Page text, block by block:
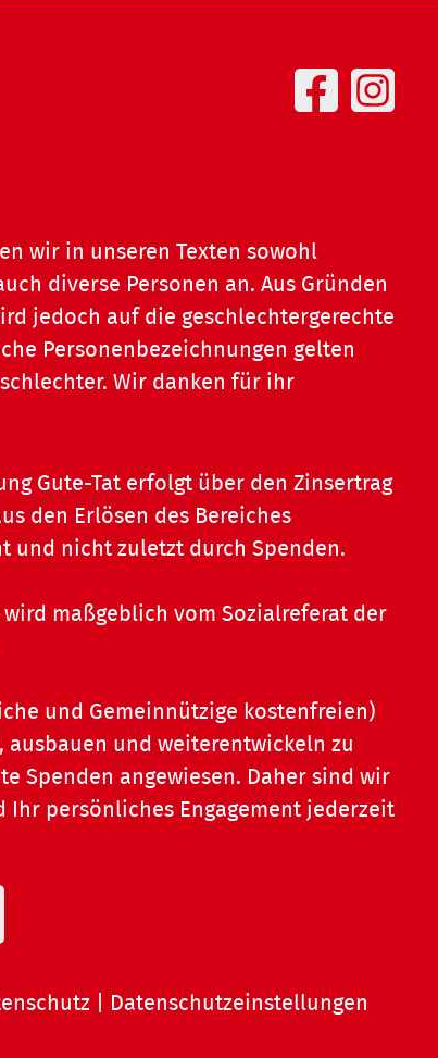
wir in unseren Texten sowohl
diverse Personen an. Aus Gründen
jedoch auf die geschlechtergerechte
Personenbezeichnungen gelten
Wir danken für ihr
Gute-Tat erfolgt über den Zinsertrag
den Erlösen des Bereiches
und nicht zuletzt durch Spenden.
maßgeblich vom Sozialreferat der
und Gemeinnützige kostenfreien)
und weiterentwickeln zu
Spenden angewiesen. Daher sind wir
Ihr persönliches Engagement jederzeit
Datenschutzeinstellungen